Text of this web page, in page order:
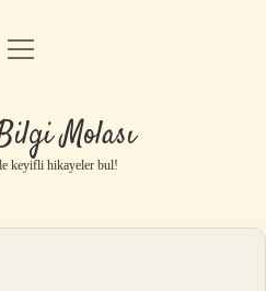
Uyarı
menüyü
Molası
keyifli hikayeler bul!